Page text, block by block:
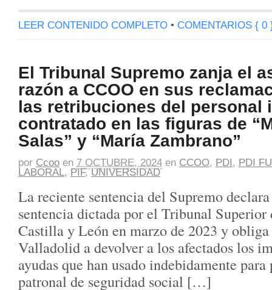
LEER CONTENIDO COMPLETO • COMENTARIOS { 0
El Tribunal Supremo zanja el
razón a CCOO en sus
las retribuciones del personal
contratado en las figuras de
Salas” y “María Zambrano”
por Ccoo en 7 OCTUBRE, 2024 en CCOO, PDI, PDI
LABORAL, PIF,UNIVERSIDAD
La reciente sentencia del Supremo
sentencia dictada por el Tribunal Superior
Castilla y León en marzo de 2023 y
Valladolid a devolver a los afectados los
ayudas que han usado indebidamente
patronal de seguridad social […]